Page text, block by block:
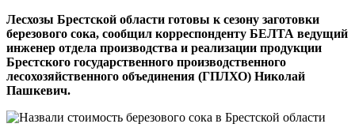
Лесхозы Брестской области готовы к сезону заготовки
березового сока, сообщил корреспонденту БЕЛТА ведущий
инженер отдела производства и реализации продукции
Брестского государственного производственного
лесохозяйственного объединения (ГПЛХО) Николай
Пашкевич.